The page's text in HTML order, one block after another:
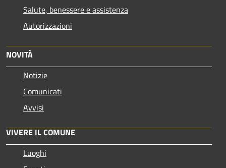
Salute, benessere e assistenza
Autorizzazioni
NOVITÀ
Notizie
Comunicati
Avvisi
VIVERE IL COMUNE
Luoghi